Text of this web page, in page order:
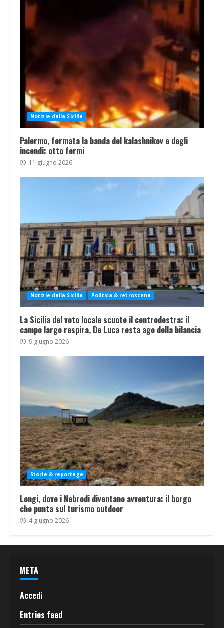
Notizie dalla Sicilia
Palermo, fermata la banda del kalashnikov e degli
incendi: otto fermi
11 giugno 2026
Notizie dalla Sicilia Politica & retroscena
La Sicilia del voto locale scuote il centrodestra: il
campo largo respira, De Luca resta ago della bilancia
9 giugno 2026
Storie & reportage
Longi, dove i Nebrodi diventano avventura: il borgo
che punta sul turismo outdoor
4 giugno 2026
META
Accedi
Entries feed